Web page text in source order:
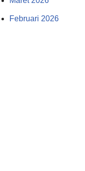
Februari 2026